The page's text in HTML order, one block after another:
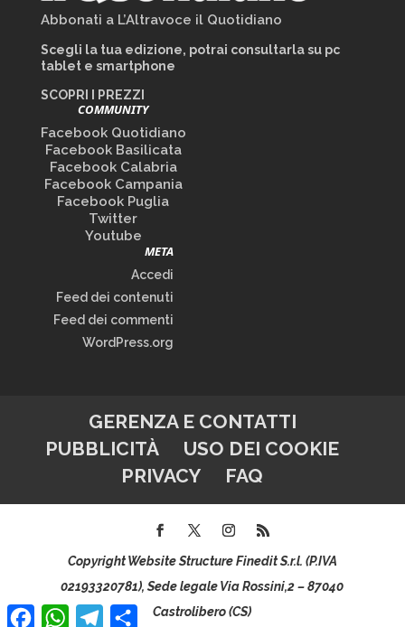
Abbonati a L’Altravoce il Quotidiano
Scegli la tua edizione, potrai consultarla su pc
tablet e smartphone
SCOPRI I PREZZI
COMMUNITY
Facebook Quotidiano
Facebook Basilicata
Facebook Calabria
Facebook Campania
Facebook Puglia
Twitter
Youtube
META
Accedi
Feed dei contenuti
Feed dei commenti
WordPress.org
GERENZA E CONTATTI
PUBBLICITÀ
USO DEI COOKIE
PRIVACY
FAQ
Copyright Website Structure Finedit S.r.l. (P.IVA
02193320781), Sede legale Via Rossini,2 – 87040
Castrolibero (CS)
Facebook
WhatsAppTelegram
Condividi